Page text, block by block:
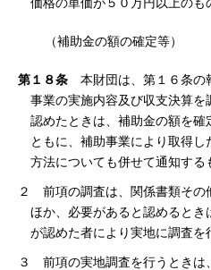
（補助金の額の確定等）
第１８条 本財団は、第１６条の
事業の実施内容及び収支決算を
認めたときは、補助金の額を確
ともに、補助事業により取得
方法についても併せて通知する
２ 前項の調査は、関係書類その
ほか、必要があると認めると
が認めた者により実地に調査を
３ 前項の実地調査を行うときは